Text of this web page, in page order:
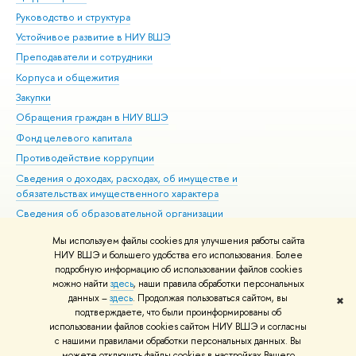
Мы используем файлы cookies для улучшения работы сайта
НИУ ВШЭ и большего удобства его использования. Более
подробную информацию об использовании файлов cookies
можно найти здесь, наши правила обработки персональных
данных –здесь. Продолжая пользоваться сайтом, вы
подтверждаете, что были проинформированы о
использовании файлов cookies сайтом НИУ ВШЭ и согласны
с нашими правилами обработки персональных данных. Вы
✖
Руководство и структура
Устойчивое развитие в НИУ ВШЭ
Преподаватели и сотрудники
Корпуса и общежития
Закупки
Обращения граждан в НИУ ВШЭ
Фонд целевого капитала
Противодействие коррупции
Сведения о доходах, расходах, об имуществе и
обязательствах имущественного характера
Сведения об образовательной организации
Людям с ограниченными возможностями здоровья
Единая платежная страница
Работа в Вышке
© НИУ ВШЭ 1993–2026 Адреса и контакты Условия использования
материало Политика конфиденциальности Карта сайта